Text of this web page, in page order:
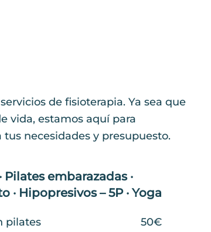
de fisioterapia. Ya sea que
vida, estamos aquí para
necesidades y presupuesto.
Pilates embarazadas ·
· Hipopresivos – 5P · Yoga
pilates 50€